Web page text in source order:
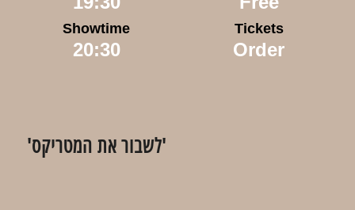
Showtime
20:30
Tickets
Order
'לשבור את המטריקס'